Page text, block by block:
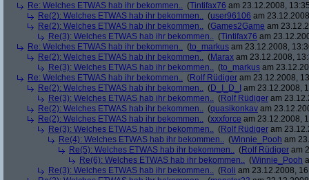
Re: Welches ETWAS hab ihr bekommen.. (Tintifax76 am 23.12.2008,
Re(2): Welches ETWAS hab ihr bekommen.. (user96106 am
Re(2): Welches ETWAS hab ihr bekommen.. (Games2Game am
Re(3): Welches ETWAS hab ihr bekommen.. (Tintifax76 am
Re: Welches ETWAS hab ihr bekommen.. (to_markus am 23.12.2008,
Re(2): Welches ETWAS hab ihr bekommen.. (Marax am 23.12.2008,
Re(3): Welches ETWAS hab ihr bekommen.. (to_markus am
Re: Welches ETWAS hab ihr bekommen.. (Rolf Rüdiger am 23.12.2008,
Re(2): Welches ETWAS hab ihr bekommen.. (D_I_D_I
am 23.12.2008,
Re(3): Welches ETWAS hab ihr bekommen.. (Rolf Rüdiger am
Re(2): Welches ETWAS hab ihr bekommen.. (quasikonkav am
Re(2): Welches ETWAS hab ihr bekommen.. (xxxforce am 23.12.2008,
Re(3): Welches ETWAS hab ihr bekommen.. (Rolf Rüdiger am
Re(4): Welches ETWAS hab ihr bekommen.. (Winnie_Pooh am
Re(5): Welches ETWAS hab ihr bekommen.. (Rolf Rüdiger am
Re(6): Welches ETWAS hab ihr bekommen.. (Winnie_Pooh
Re(3): Welches ETWAS hab ihr bekommen.. (Roli am 23.12.2008,